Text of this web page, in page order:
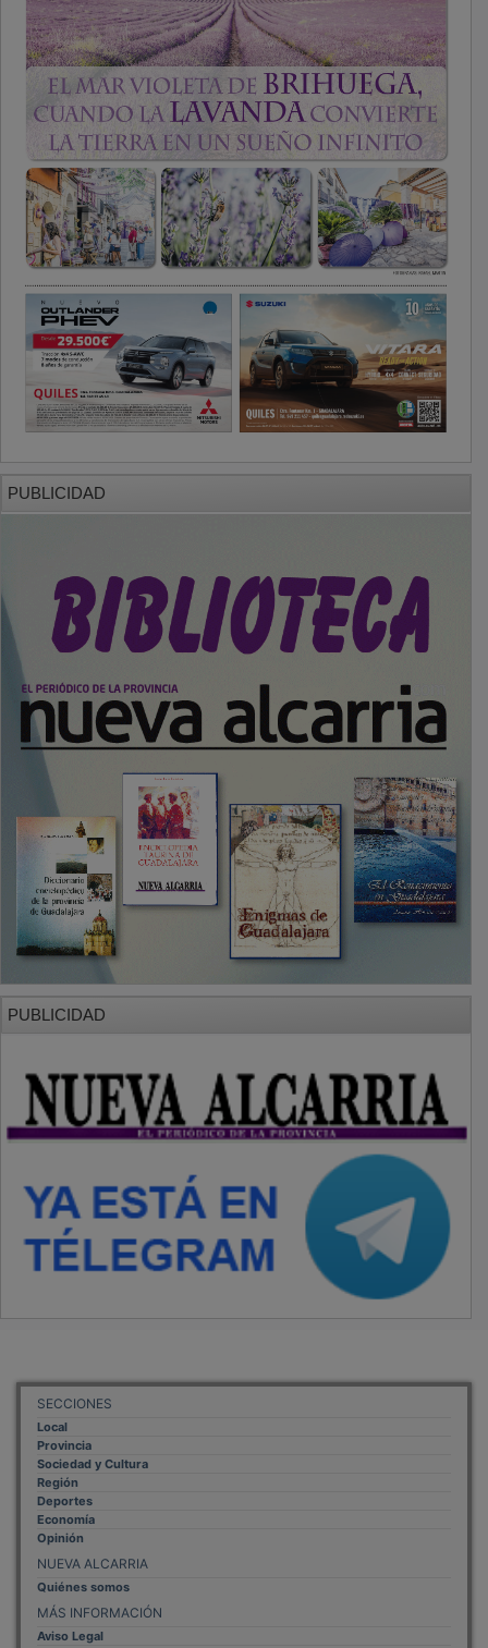
PUBLICIDAD
PUBLICIDAD
SECCIONES
Local
Provincia
Sociedad y Cultura
Región
Deportes
Economía
Opinión
NUEVA ALCARRIA
Quiénes somos
MÁS INFORMACIÓN
Aviso Legal